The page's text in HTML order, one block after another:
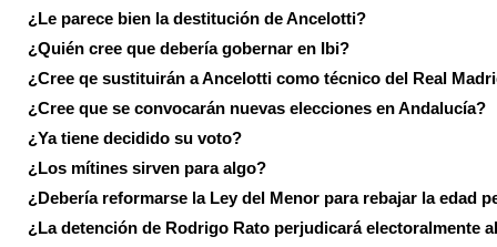
¿Le parece bien la destitución de Ancelotti?
¿Quién cree que debería gobernar en Ibi?
¿Cree qe sustituirán a Ancelotti como técnico del Real
¿Cree que se convocarán nuevas elecciones en Andalucía?
¿Ya tiene decidido su voto?
¿Los mítines sirven para algo?
¿Debería reformarse la Ley del Menor para rebajar la edad
¿La detención de Rodrigo Rato perjudicará electoralmente